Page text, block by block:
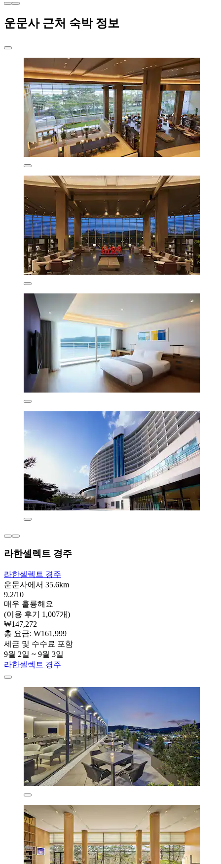
운문사 근처 숙박 정보
라한셀렉트 경주
라한셀렉트 경주
운문사에서 35.6km
9.2/10
매우 훌륭해요
(이용 후기 1,007개)
₩147,272
총 요금: ₩161,999
세금 및 수수료 포함
9월 2일 ~ 9월 3일
라한셀렉트 경주